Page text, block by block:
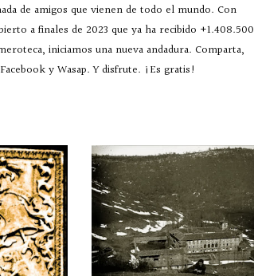
de amigos que vienen de todo el mundo. Con
a finales de 2023 que ya ha recibido +1.408.500
iniciamos una nueva andadura. Comparta,
y Wasap. Y disfrute. ¡Es gratis!